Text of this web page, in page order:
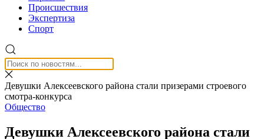
Происшествия
Экспертиза
Спорт
Девушки Алексеевского района стали призерами строевого
смотра-конкурса
Общество
Девушки Алексеевского района стали